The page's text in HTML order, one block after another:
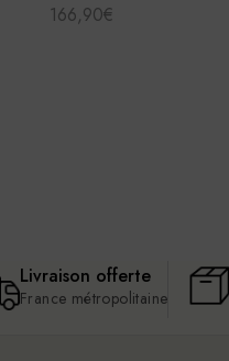
166,90€
Livraison offerte
France métropolitaine